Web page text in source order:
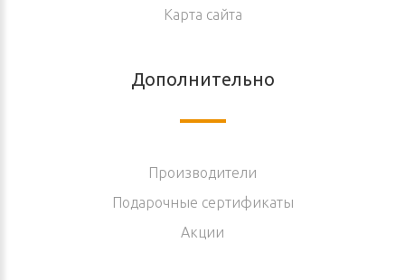
Карта сайта
Дополнительно
Производители
Подарочные сертификаты
Акции